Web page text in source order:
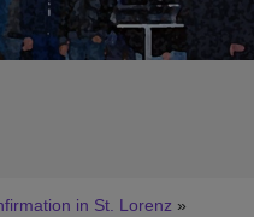
in St. Lorenz